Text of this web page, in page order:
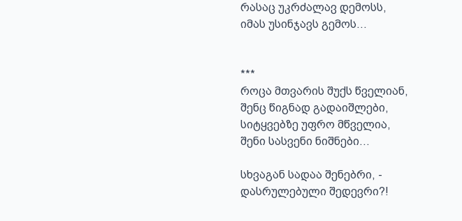
რასაც უკრძალავ დემოსს,
იმას უსინჯავს გემოს...
***
როცა მთვარის შუქს წველიან,
შენც წიგნად გადაიშლები,
სიტყვებზე უფრო მწველია,
შენი სასვენი ნიშნები...
სხვაგან სადაა შენებრი, -
დასრულებული შედევრი?!